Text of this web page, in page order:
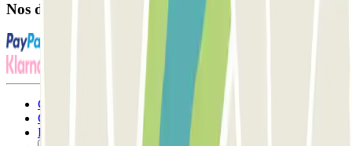
Nos différents modes de paiement:
Conditions générales d'utilisation et contrat
Conditions d'annulation
Politique relative aux cookies